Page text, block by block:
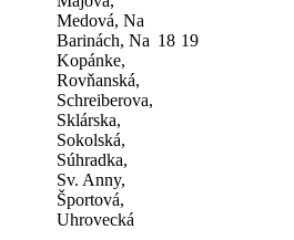
Medová, Na
Barinách, Na
Kopánke,
Rovňanská,
Schreiberova,
Sklárska,
Sokolská,
Súhradka,
Sv. Anny,
Športová,
Uhrovecká
18 19